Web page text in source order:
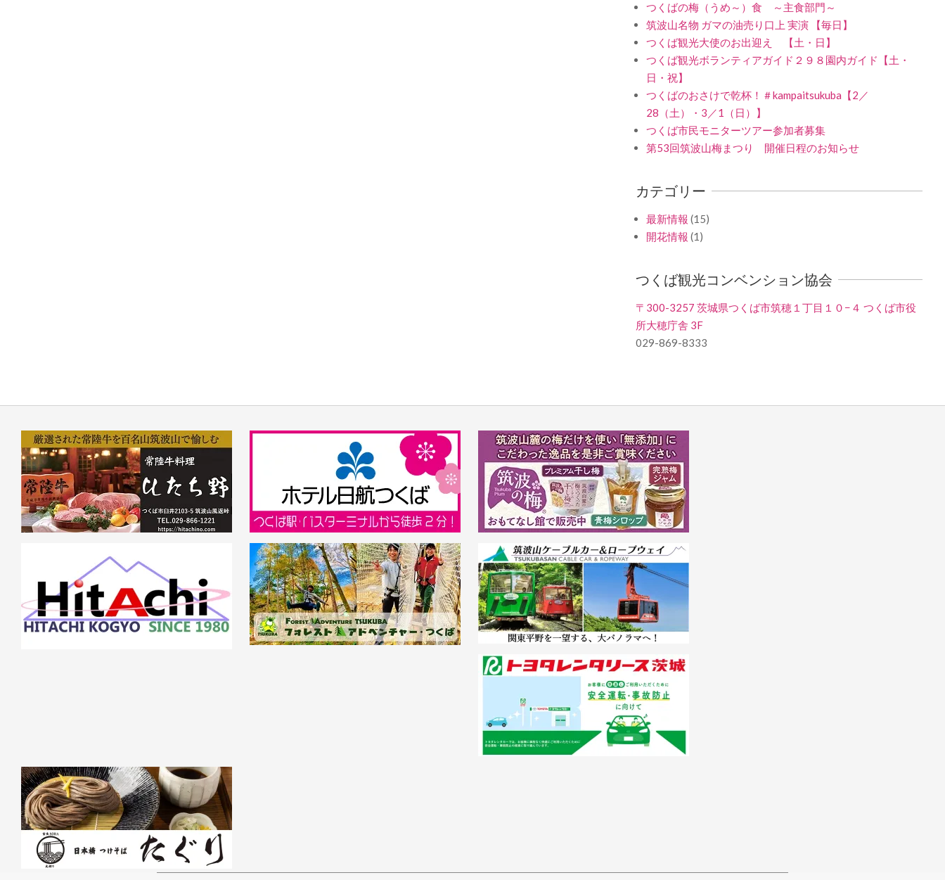
つくばの梅（うめ～）食 ～主食部門～
筑波山名物 ガマの油売り口上 実演 【毎日】
つくば観光大使のお出迎え 【土・日】
つくば観光ボランティアガイド２９８園内ガイド【土・
日・祝】
つくばのおさけで乾杯！＃kampaitsukuba【2／
28（土）・3／1（日）】
つくば市民モニターツアー参加者募集
第53回筑波山梅まつり 開催日程のお知らせ
カテゴリー
最新情報 (15)
開花情報 (1)
つくば観光コンベンション協会
〒300-3257 茨城県つくば市筑穂１丁目１０−４ つくば市役
所大穂庁舎 3F
029-869-8333